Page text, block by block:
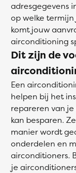
adresgegevens
op welke
komt jouw
airconditioning
Dit zijn de
Een
helpen bij het
repareren van
kan besparen.
manier wordt
onderdelen en
airconditioners.
je